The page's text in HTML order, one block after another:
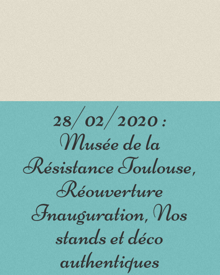
28/02/2020 :
Musée de la
Résistance Toulouse,
Réouverture
Inauguration, Nos
stands et déco
authentiques